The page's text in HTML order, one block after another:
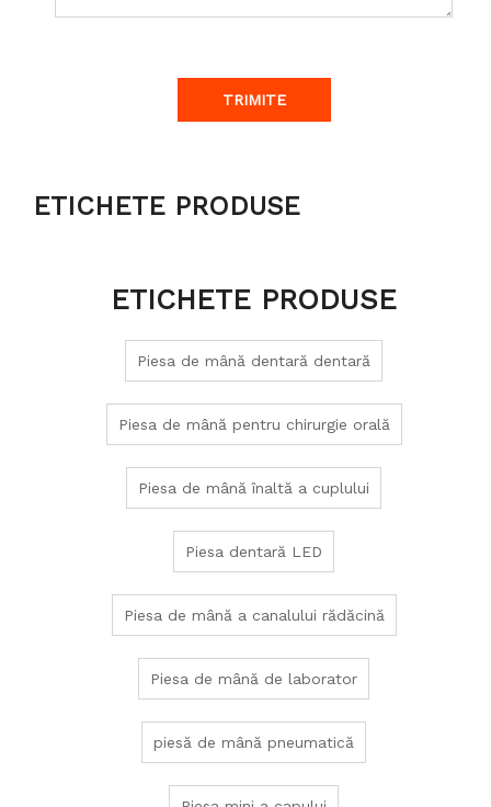
TRIMITE
ETICHETE PRODUSE
ETICHETE PRODUSE
Piesa de mână dentară dentară
Piesa de mână pentru chirurgie orală
Piesa de mână înaltă a cuplului
Piesa dentară LED
Piesa de mână a canalului rădăcină
Piesa de mână de laborator
piesă de mână pneumatică